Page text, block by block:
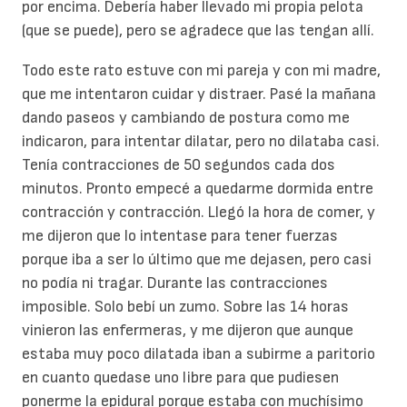
por encima. Debería haber llevado mi propia pelota
(que se puede), pero se agradece que las tengan allí.
Todo este rato estuve con mi pareja y con mi madre,
que me intentaron cuidar y distraer. Pasé la mañana
dando paseos y cambiando de postura como me
indicaron, para intentar dilatar, pero no dilataba casi.
Tenía contracciones de 50 segundos cada dos
minutos. Pronto empecé a quedarme dormida entre
contracción y contracción. Llegó la hora de comer, y
me dijeron que lo intentase para tener fuerzas
porque iba a ser lo último que me dejasen, pero casi
no podía ni tragar. Durante las contracciones
imposible. Solo bebí un zumo. Sobre las 14 horas
vinieron las enfermeras, y me dijeron que aunque
estaba muy poco dilatada iban a subirme a paritorio
en cuanto quedase uno libre para que pudiesen
ponerme la epidural porque estaba con muchísimo